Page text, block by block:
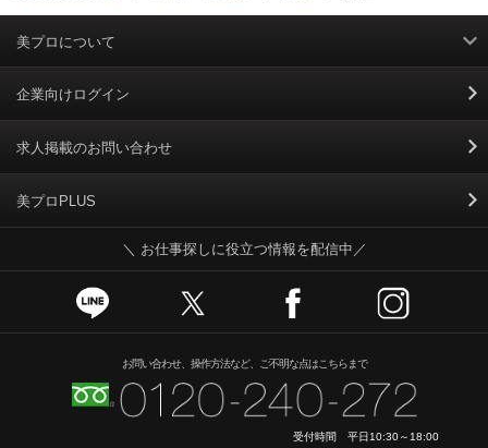
美プロについて
利用規約
掲載規約
個人情報保護ポリシー
個人情報のお取り扱いについて
Cookieポリシー
企業向けログイン
求人掲載のお問い合わせ
美プロPLUS
＼ お仕事探しに役立つ情報を配信中／
お問い合わせ、操作方法など、ご不明な点はこちらまで
受付時間 平日10:30～18:00